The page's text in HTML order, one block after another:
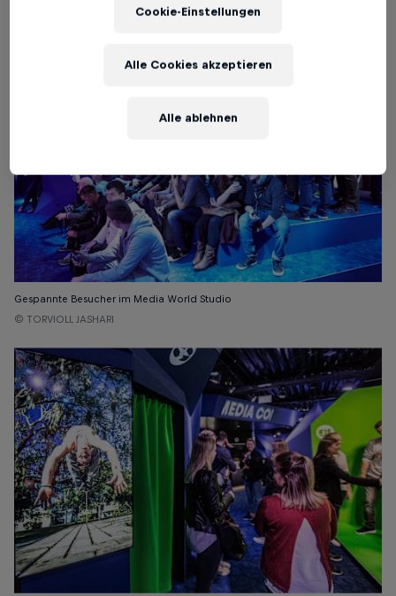
Gespannte Besucher im Media World Studio
© TORVIOLL JASHARI
Cookie-Einstellungen
Alle ablehnen
Alle Cookies akzeptieren